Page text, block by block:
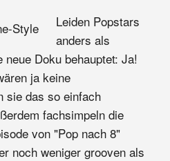
Leiden Popstars
anders als
Doku behauptet: Ja!
ja keine
sie das so einfach
fachsimpeln die
von "Pop nach 8"
noch weniger grooven als